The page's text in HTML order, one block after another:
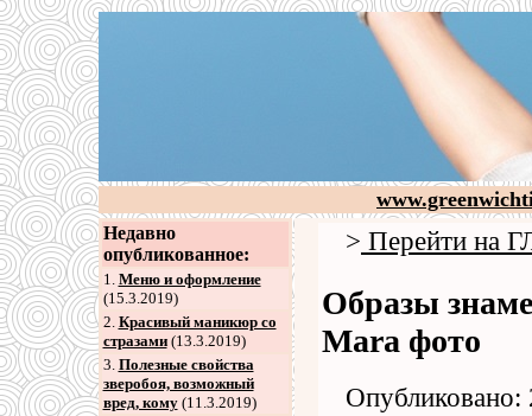
Недавно
опубликованное:
1. Меню и оформление
(15.3.2019)
2. Красивый маникюр со
стразами(13.3.2019)
3. Полезные свойства
зверобоя, возможный
вред, кому(11.3.2019)
> Перейти на
Образы
Mara фото
Опубликовано: